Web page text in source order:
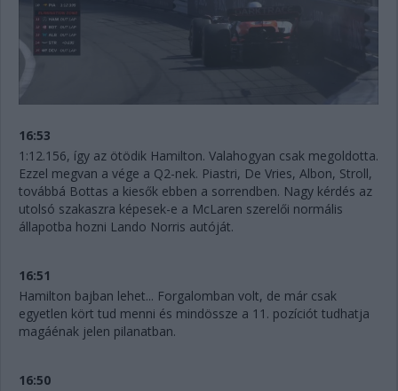
16:53
1:12.156, így az ötödik Hamilton. Valahogyan csak megoldotta.
Ezzel megvan a vége a Q2-nek. Piastri, De Vries, Albon, Stroll,
továbbá Bottas a kiesők ebben a sorrendben. Nagy kérdés az
utolsó szakaszra képesek-e a McLaren szerelői normális
állapotba hozni Lando Norris autóját.
16:51
Hamilton bajban lehet... Forgalomban volt, de már csak
egyetlen kört tud menni és mindössze a 11. pozíciót tudhatja
magáénak jelen pilanatban.
16:50